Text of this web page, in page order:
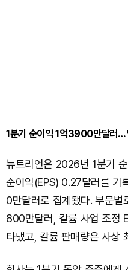
1분기 순이익 1억3900만달러…
뉴트리언은 2026년 1분기
순이익(EPS) 0.27달러를 기
0만달러로 집계됐다. 부문별
800만달러, 칼륨 사업 조정
타냈고, 칼륨 판매량은 사상